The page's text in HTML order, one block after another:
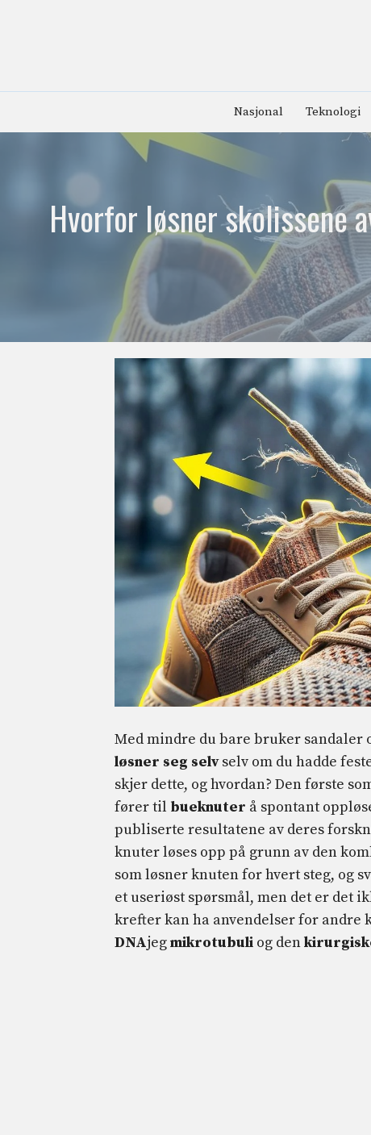
Nasjonal Teknologi
Hvorfor løsner skolissene
Med mindre du bare bruker
løsner seg selvselv om du hadde
skjer dette, og hvordan? Den første
fører til bueknuter å spontant
publiserte resultatene av deres
knuter løses opp på grunn av den
som løsner knuten for hvert steg, og
et useriøst spørsmål, men det er det
krefter kan ha anvendelser for andre
DNAjegmikrotubuli og den